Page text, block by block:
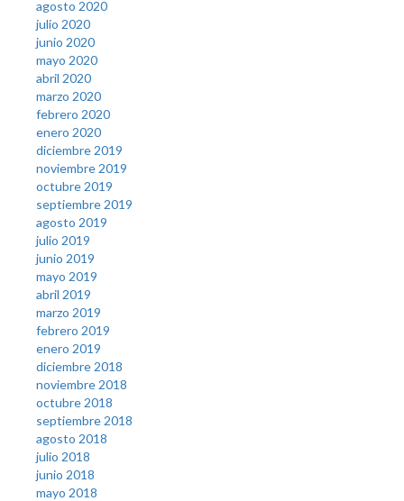
agosto 2020
julio 2020
junio 2020
mayo 2020
abril 2020
marzo 2020
febrero 2020
enero 2020
diciembre 2019
noviembre 2019
octubre 2019
septiembre 2019
agosto 2019
julio 2019
junio 2019
mayo 2019
abril 2019
marzo 2019
febrero 2019
enero 2019
diciembre 2018
noviembre 2018
octubre 2018
septiembre 2018
agosto 2018
julio 2018
junio 2018
mayo 2018